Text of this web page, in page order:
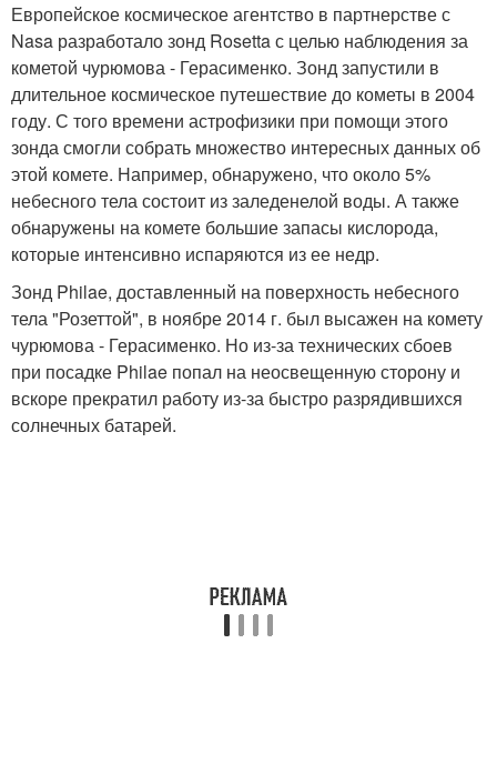
Европейское космическое агентство в партнерстве с
Nasa разработало зонд Rosetta с целью наблюдения за
кометой чурюмова - Герасименко. Зонд запустили в
длительное космическое путешествие до кометы в 2004
году. С того времени астрофизики при помощи этого
зонда смогли собрать множество интересных данных об
этой комете. Например, обнаружено, что около 5%
небесного тела состоит из заледенелой воды. А также
обнаружены на комете большие запасы кислорода,
которые интенсивно испаряются из ее недр.
Зонд Philae, доставленный на поверхность небесного
тела "Розеттой", в ноябре 2014 г. был высажен на комету
чурюмова - Герасименко. Но из-за технических сбоев
при посадке Philae попал на неосвещенную сторону и
вскоре прекратил работу из-за быстро разрядившихся
солнечных батарей.